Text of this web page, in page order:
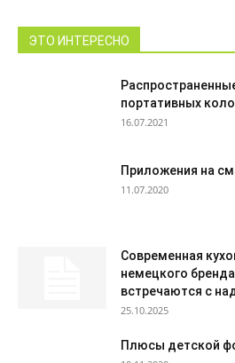
ЭТО ИНТЕРЕСНО
портативных
16.07.2021
Приложения на
11.07.2020
Современная
немецкого
встречаются с
25.10.2025
Плюсы детской